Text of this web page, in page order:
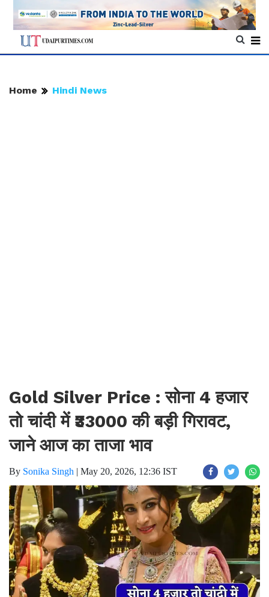
Home Hindi News
Gold Silver Price : सोना 4 हजार
तो चांदी में ₹33000 की बड़ी गिरावट,
जाने आज का ताजा भाव
By Sonika Singh | May 20, 2026, 12:36 IST